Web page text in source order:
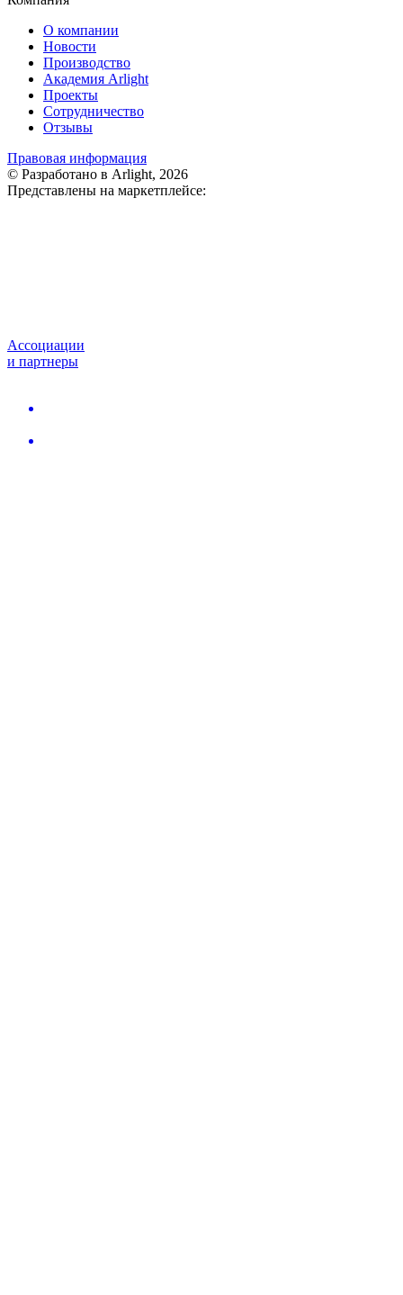
О компании
Новости
Производство
Академия Arlight
Проекты
Сотрудничество
Отзывы
Правовая информация
© Разработано в Arlight, 2026
Представлены на маркетплейсе:
Ассоциации
и партнеры